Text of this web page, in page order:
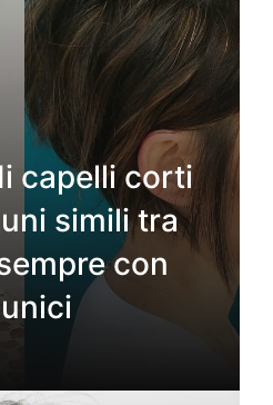
capelli corti
simili tra
con